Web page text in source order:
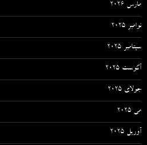
مارس 2026
نوامبر 2025
سپتامبر 2025
آگوست 2025
جولای 2025
می 2025
آوریل 2025